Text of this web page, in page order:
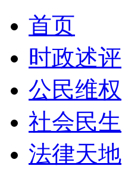
首页
时政述评
公民维权
社会民生
法律天地